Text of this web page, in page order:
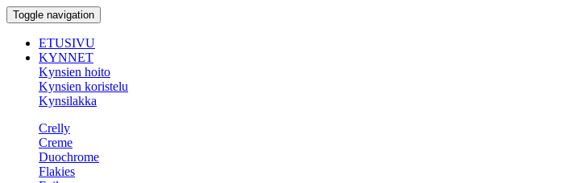
Toggle navigation
ETUSIVU
KYNNET
Kynsien hoito
Kynsien koristelu
Kynsilakka
Crelly
Creme
Duochrome
Flakies